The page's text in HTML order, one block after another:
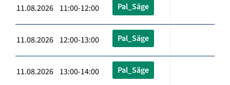
11.08.2026 11:00-12:00 Pal_Säge
11.08.2026 12:00-13:00 Pal_Säge
11.08.2026 13:00-14:00 Pal_Säge